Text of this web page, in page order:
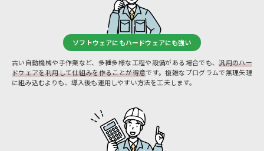
ソフトウェアにもハードウェアにも強い
古い自動機械や手作業など、多種多様な工程や設備がある場合でも、汎用のハー
ドウェアを利用して仕組みを作ることが得意です。複雑なプログラムで無理矢理
に組み込むよりも、導入後も運用しやすい方法を工夫します。